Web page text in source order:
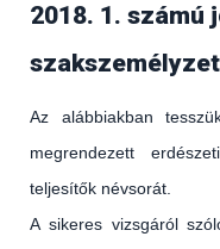
2018. 1. számú
Az alábbiakban
megrendezett
teljesítők névsorát.
A sikeres vizsgáról